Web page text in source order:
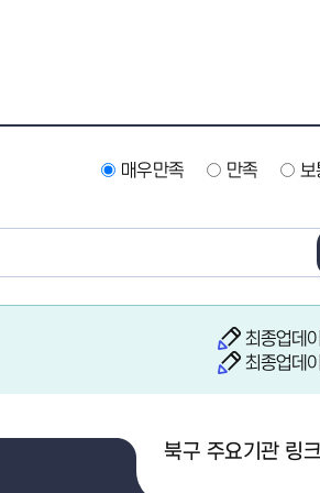
매우만족 만족 보
최종업데
최종업데
북구 주요기관 링크